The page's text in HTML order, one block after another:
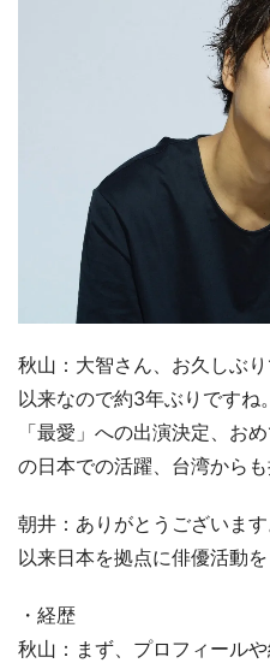
秋山：大智さん、お久しぶ
以来なので約3年ぶりですね
「最愛」への出演決定、お
の日本での活躍、台湾からも
朝井：ありがとうございま
以来日本を拠点に俳優活動を
・経歴
秋山：まず、プロフィール